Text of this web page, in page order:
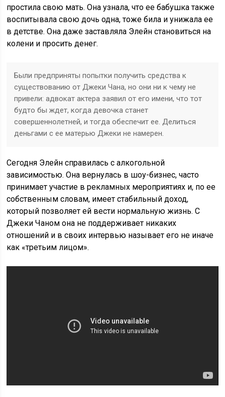
простила свою мать. Она узнала, что ее бабушка также
воспитывала свою дочь одна, тоже била и унижала ее
в детстве. Она даже заставляла Элейн становиться на
колени и просить денег.
Были предприняты попытки получить средства к
существованию от Джеки Чана, но они ни к чему не
привели: адвокат актера заявил от его имени, что тот
будто бы ждет, когда девочка станет
совершеннолетней, и тогда обеспечит ее. Делиться
деньгами с ее матерью Джеки не намерен.
Сегодня Элейн справилась с алкогольной
зависимостью. Она вернулась в шоу-бизнес, часто
принимает участие в рекламных мероприятиях и, по ее
собственным словам, имеет стабильный доход,
который позволяет ей вести нормальную жизнь. С
Джеки Чаном она не поддерживает никаких
отношений и в своих интервью называет его не иначе
как «третьим лицом».